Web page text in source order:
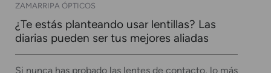
ZAMARRIPA ÓPTICOS
¿Te estás planteando usar lentillas? Las
diarias pueden ser tus mejores aliadas
Si nunca has probado las lentes de contacto, lo más